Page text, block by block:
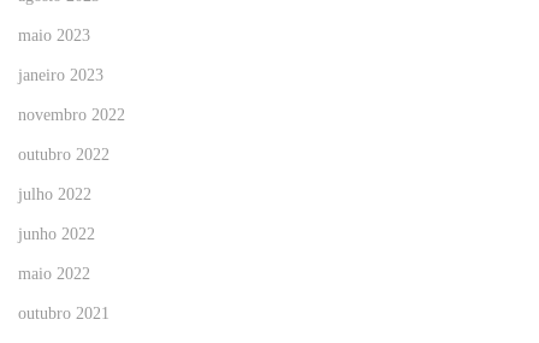
maio 2023
janeiro 2023
novembro 2022
outubro 2022
julho 2022
junho 2022
maio 2022
outubro 2021